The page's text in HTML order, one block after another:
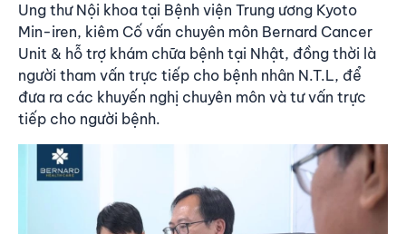
Ung thư Nội khoa tại Bệnh viện Trung ương Kyoto
Min-iren, kiêm Cố vấn chuyên môn Bernard Cancer
Unit & hỗ trợ khám chữa bệnh tại Nhật, đồng thời là
người tham vấn trực tiếp cho bệnh nhân N.T.L, để
đưa ra các khuyến nghị chuyên môn và tư vấn trực
tiếp cho người bệnh.